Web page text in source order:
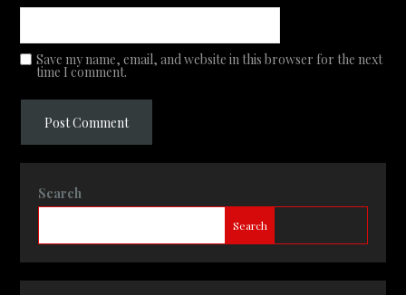
Save my name, email, and website in this browser for the next
time I comment.
Search
Search